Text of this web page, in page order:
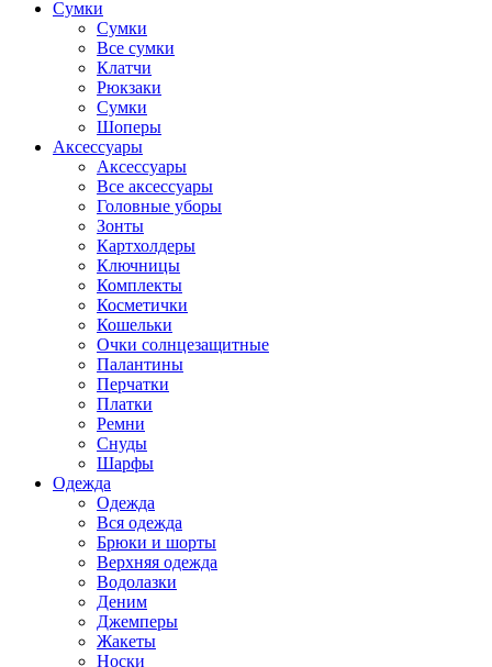
Сумки
Сумки
Все сумки
Клатчи
Рюкзаки
Сумки
Шоперы
Аксессуары
Аксессуары
Все аксессуары
Головные уборы
Зонты
Картхолдеры
Ключницы
Комплекты
Косметички
Кошельки
Очки солнцезащитные
Палантины
Перчатки
Платки
Ремни
Снуды
Шарфы
Одежда
Одежда
Вся одежда
Брюки и шорты
Верхняя одежда
Водолазки
Деним
Джемперы
Жакеты
Носки